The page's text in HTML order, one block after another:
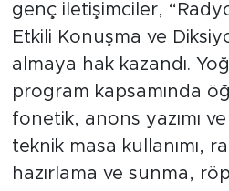
genç iletişimciler,
Etkili Konuşma ve
almaya hak kazandı.
program kapsamında
fonetik, anons yazımı
teknik masa kullanımı,
hazırlama ve sunma,